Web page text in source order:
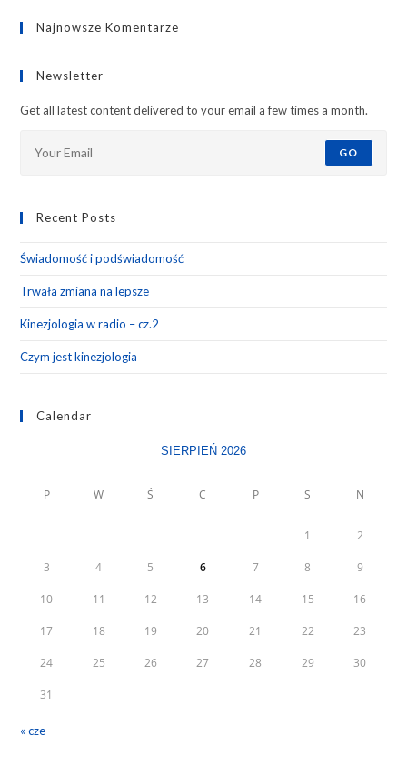
Najnowsze Komentarze
Newsletter
Get all latest content delivered to your email a few times a month.
GO
Recent Posts
Świadomość i podświadomość
Trwała zmiana na lepsze
Kinezjologia w radio – cz.2
Czym jest kinezjologia
Calendar
SIERPIEŃ 2026
P W Ś C P S N
1 2
3 4 5 6 7 8 9
10 11 12 13 14 15 16
17 18 19 20 21 22 23
24 25 26 27 28 29 30
31
« cze